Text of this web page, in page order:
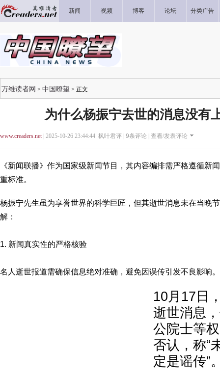
新闻 视频 博客 论坛 分类广告
万维读者网 > 中国瞭望 > 正文
为什么杨振宁去世的消息没有
www.creaders.net| 2025-10-26 23:44:44 枫叶君评 | 9条评论 | 查看/发表评论
《新闻联播》作为国家级新闻节目，其内容编排需严格遵循新
重标准。
杨振宁先生虽为享誉世界的科学巨匠，但其逝世消息未在当晚
解：
1. 新闻真实性的严格核验
名人逝世报道需确保信息绝对准确，避免因误传引发不良影响。
10月17日
逝世消息
公院士等
否认，称“
定是谣传”